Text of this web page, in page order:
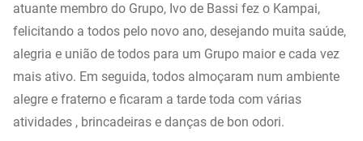
atuante membro do Grupo, Ivo de Bassi fez o Kampai,
felicitando a todos pelo novo ano, desejando muita saúde,
alegria e união de todos para um Grupo maior e cada vez
mais ativo. Em seguida, todos almoçaram num ambiente
alegre e fraterno e ficaram a tarde toda com várias
atividades , brincadeiras e danças de bon odori.